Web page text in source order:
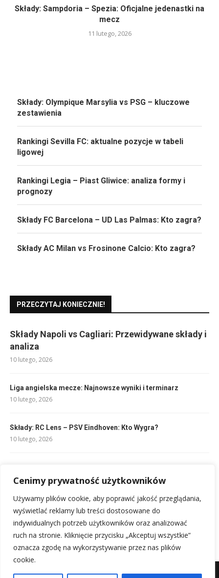
Cenimy prywatność użytkowników
Używamy plików cookie, aby poprawić jakość przeglądania,
wyświetlać reklamy lub treści dostosowane do
indywidualnych potrzeb użytkowników oraz analizować
ruch na stronie. Kliknięcie przycisku „Akceptuj wszystkie”
oznacza zgodę na wykorzystywanie przez nas plików
cookie.
Składy: Sampdoria – Spezia: Oficjalne jedenastki na
mecz
11 lutego, 2026
Składy: Olympique Marsylia vs PSG – kluczowe
zestawienia
Rankingi Sevilla FC: aktualne pozycje w tabeli
ligowej
Rankingi Legia – Piast Gliwice: analiza formy i
prognozy
Składy FC Barcelona – UD Las Palmas: Kto zagra?
Składy AC Milan vs Frosinone Calcio: Kto zagra?
PRZECZYTAJ KONIECZNIE!
Składy Napoli vs Cagliari: Przewidywane składy i
analiza
10 lutego, 2026
Liga angielska mecze: Najnowsze wyniki i terminarz
10 lutego, 2026
Składy: RC Lens – PSV Eindhoven: Kto Wygra?
10 lutego, 2026
13 lutego, 2026
Składy ŁKS Łódź – Górnik Zabrze: Analiza i zapowiedź
10 lutego, 2026
Mapa witryny Kontakt z nami